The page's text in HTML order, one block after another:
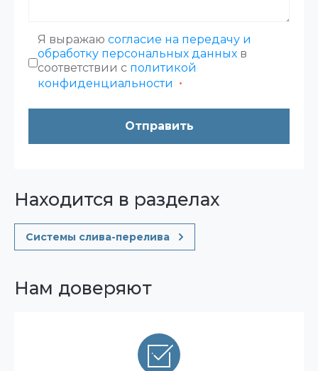
Я выражаю согласие на передачу и
обработку персональных данных в
соответствии с политикой
конфиденциальности
Отправить
Находится в разделах
Системы слива-перелива
Нам доверяют